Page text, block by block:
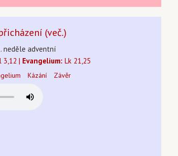
(več.)
neděle adventní
3,12 | Evangelium: Lk 21,25
Kázání Závěr